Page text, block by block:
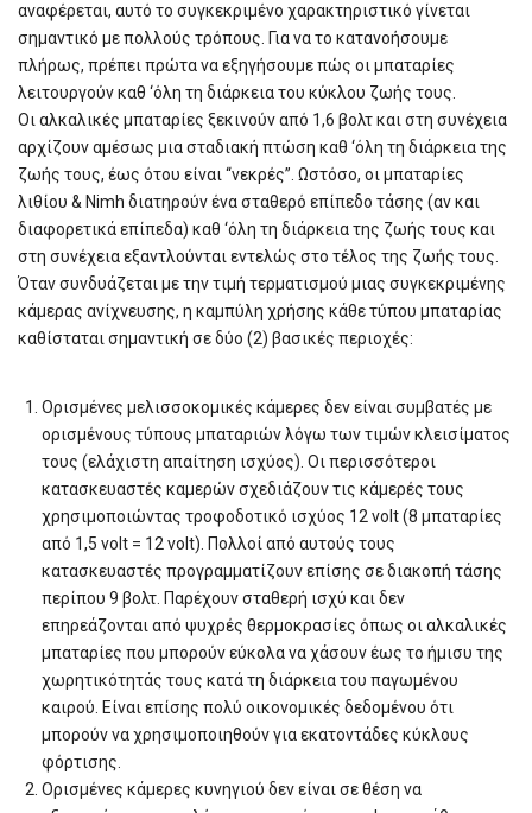
αναφέρεται, αυτό το συγκεκριμένο χαρακτηριστικό γίνεται
σημαντικό με πολλούς τρόπους. Για να το κατανοήσουμε
πλήρως, πρέπει πρώτα να εξηγήσουμε πώς οι μπαταρίες
λειτουργούν καθ ‘όλη τη διάρκεια του κύκλου ζωής τους.
Oι αλκαλικές μπαταρίες ξεκινούν από 1,6 βολτ και στη συνέχεια
αρχίζουν αμέσως μια σταδιακή πτώση καθ ‘όλη τη διάρκεια της
ζωής τους, έως ότου είναι “νεκρές”. Ωστόσο, οι μπαταρίες
λιθίου & Nimh διατηρούν ένα σταθερό επίπεδο τάσης (αν και
διαφορετικά επίπεδα) καθ ‘όλη τη διάρκεια της ζωής τους και
στη συνέχεια εξαντλούνται εντελώς στο τέλος της ζωής τους.
Όταν συνδυάζεται με την τιμή τερματισμού μιας συγκεκριμένης
κάμερας ανίχνευσης, η καμπύλη χρήσης κάθε τύπου μπαταρίας
καθίσταται σημαντική σε δύο (2) βασικές περιοχές:
Ορισμένες μελισσοκομικές κάμερες δεν είναι συμβατές με
ορισμένους τύπους μπαταριών λόγω των τιμών κλεισίματος
τους (ελάχιστη απαίτηση ισχύος). Οι περισσότεροι
κατασκευαστές καμερών σχεδιάζουν τις κάμερές τους
χρησιμοποιώντας τροφοδοτικό ισχύος 12 volt (8 μπαταρίες
από 1,5 volt = 12 volt). Πολλοί από αυτούς τους
κατασκευαστές προγραμματίζουν επίσης σε διακοπή τάσης
περίπου 9 βολτ. Παρέχουν σταθερή ισχύ και δεν
επηρεάζονται από ψυχρές θερμοκρασίες όπως οι αλκαλικές
μπαταρίες που μπορούν εύκολα να χάσουν έως το ήμισυ της
χωρητικότητάς τους κατά τη διάρκεια του παγωμένου
καιρού. Είναι επίσης πολύ οικονομικές δεδομένου ότι
μπορούν να χρησιμοποιηθούν για εκατοντάδες κύκλους
φόρτισης.
Ορισμένες κάμερες κυνηγιού δεν είναι σε θέση να